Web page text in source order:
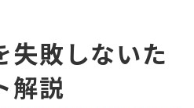
失敗しないた
解説